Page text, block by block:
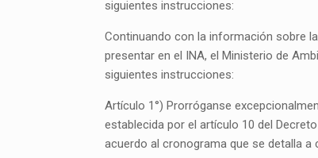
siguientes instrucciones:
Continuando con la información sobre
presentar en el INA, el Ministerio de
siguientes instrucciones:
Artículo 1°) Prorróganse
establecida por el artículo 10 del
acuerdo al cronograma que se detalla a